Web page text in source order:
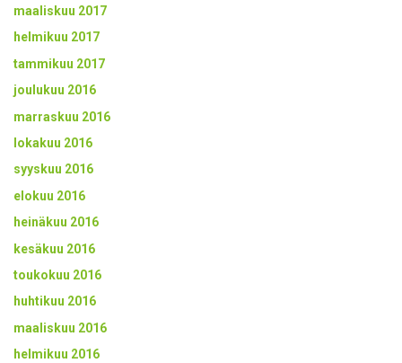
maaliskuu 2017
helmikuu 2017
tammikuu 2017
joulukuu 2016
marraskuu 2016
lokakuu 2016
syyskuu 2016
elokuu 2016
heinäkuu 2016
kesäkuu 2016
toukokuu 2016
huhtikuu 2016
maaliskuu 2016
helmikuu 2016